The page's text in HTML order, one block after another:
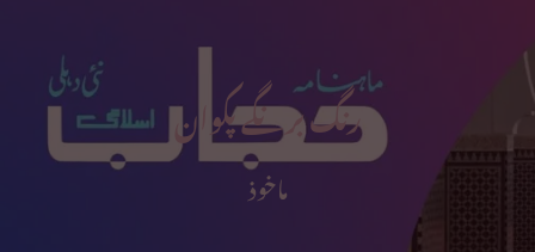
رنگ برنگے پکوان
ماخوذ